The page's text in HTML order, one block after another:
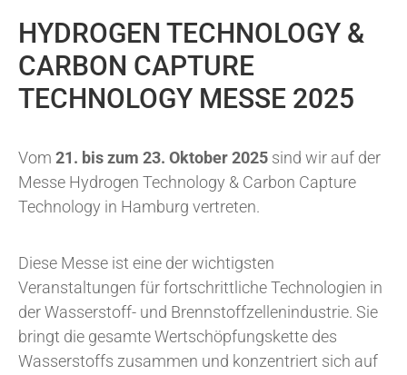
HYDROGEN TECHNOLOGY &
CARBON CAPTURE
TECHNOLOGY MESSE 2025
Vom 21. bis zum 23. Oktober 2025 sind wir auf der
Messe Hydrogen Technology & Carbon Capture
Technology in Hamburg vertreten.
Diese Messe ist eine der wichtigsten
Veranstaltungen für fortschrittliche Technologien in
der Wasserstoff- und Brennstoffzellenindustrie. Sie
bringt die gesamte Wertschöpfungskette des
Wasserstoffs zusammen und konzentriert sich auf